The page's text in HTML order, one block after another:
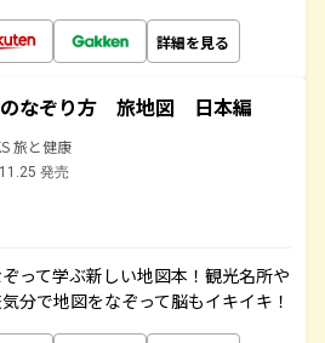
詳細を見る
なぞり方 旅地図 日本編
旅と健康
発売
って学ぶ新しい地図本！観光名所や
分で地図をなぞって脳もイキイキ！